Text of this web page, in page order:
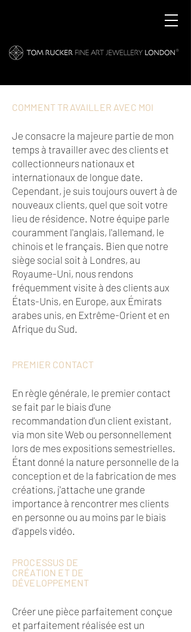
COMMENT TRAVAILLER AVEC MOI
Je consacre la majeure partie de mon
temps à travailler avec des clients et
collectionneurs nationaux et
internationaux de longue date.
Cependant, je suis toujours ouvert à de
nouveaux clients, quel que soit votre
lieu de résidence. Notre équipe parle
couramment l'anglais, l'allemand, le
chinois et le français. Bien que notre
siège social soit à Londres, au
Royaume-Uni, nous rendons
fréquemment visite à des clients aux
États-Unis, en Europe, aux Émirats
arabes unis, en Extrême-Orient et en
Afrique du Sud.
PREMIER CONTACT
En règle générale, le premier contact
se fait par le biais d'une
recommandation d'un client existant,
via mon site Web ou personnellement
lors de mes expositions semestrielles.
Étant donné la nature personnelle de la
conception et de la fabrication de mes
créations, j'attache une grande
importance à rencontrer mes clients
en personne ou au moins par le biais
d'appels vidéo.
PROCESSUS DE
CRÉATION ET DE
DÉVELOPPEMENT
Créer une pièce parfaitement conçue
et parfaitement réalisée est un